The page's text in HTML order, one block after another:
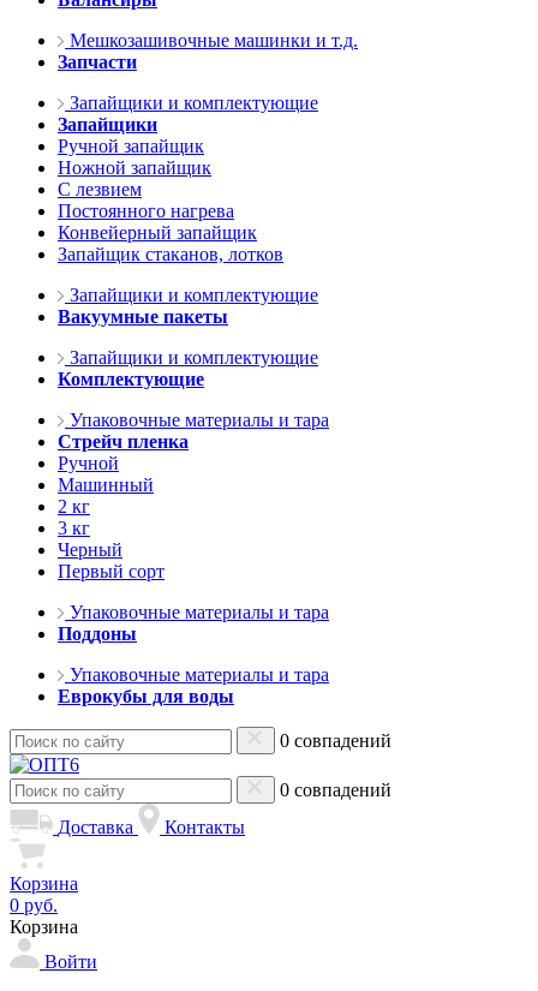
Мешкозашивочные машинки и т.д.
Запчасти
Запайщики и комплектующие
Запайщики
Ручной запайщик
Ножной запайщик
С лезвием
Постоянного нагрева
Конвейерный запайщик
Запайщик стаканов, лотков
Запайщики и комплектующие
Вакуумные пакеты
Запайщики и комплектующие
Комплектующие
Упаковочные материалы и тара
Стрейч пленка
Ручной
Машинный
2 кг
3 кг
Черный
Первый сорт
Упаковочные материалы и тара
Поддоны
Упаковочные материалы и тара
Еврокубы для воды
0 совпадений
0 совпадений
Доставка
Контакты
Корзина
0 руб.
Корзина
Войти